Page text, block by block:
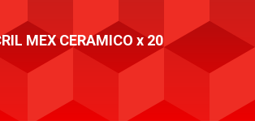
MEX CERAMICO x 20